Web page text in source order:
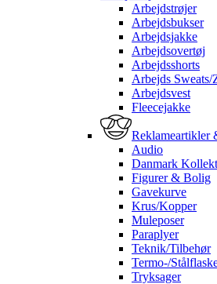
Arbejdstrøjer
Arbejdsbukser
Arbejdsjakke
Arbejdsovertøj
Arbejdsshorts
Arbejds Sweats/
Arbejdsvest
Fleecejakke
Reklameartikler
Audio
Danmark
Figurer & Bolig
Gavekurve
Krus/Kopper
Muleposer
Paraplyer
Teknik/Tilbehør
Termo-/
Tryksager